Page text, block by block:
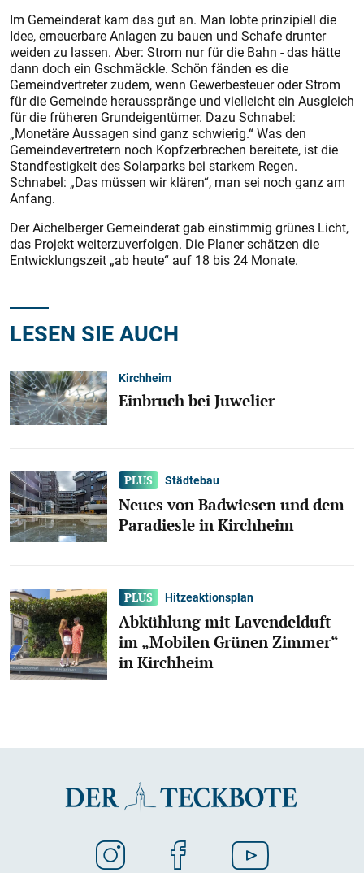
Im Gemeinderat kam das gut an. Man lobte prinzipiell die
Idee, erneuerbare Anlagen zu bauen und Schafe drunter
weiden zu lassen. Aber: Strom nur für die Bahn - das hätte
dann doch ein Gschmäckle. Schön fänden es die
Gemeindvertreter zudem, wenn Gewerbesteuer oder Strom
für die Gemeinde herausspränge und vielleicht ein Ausgleich
für die früheren Grundeigentümer. Dazu Schnabel:
„Monetäre Aussagen sind ganz schwierig.“ Was den
Gemeindevertretern noch Kopfzerbrechen bereitete, ist die
Standfestigkeit des Solarparks bei starkem Regen.
Schnabel: „Das müssen wir klären“, man sei noch ganz am
Anfang.
Der Aichelberger Gemeinderat gab einstimmig grünes Licht,
das Projekt weiterzuverfolgen. Die Planer schätzen die
Entwicklungszeit „ab heute“ auf 18 bis 24 Monate.
LESEN SIE AUCH
Kirchheim
Einbruch bei Juwelier
Städtebau
Neues von Badwiesen und dem
Paradiesle in Kirchheim
Hitzeaktionsplan
Abkühlung mit Lavendelduft
im „Mobilen Grünen Zimmer“
in Kirchheim